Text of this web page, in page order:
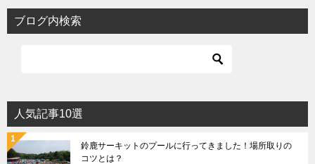
ブログ内検索
人気記事10選
鈴鹿サーキットのプールに行ってきました！場所取りの
コツとは？